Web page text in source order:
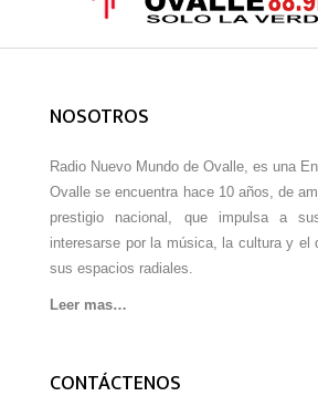
NOSOTROS
Radio Nuevo Mundo de Ovalle, es una
Ovalle se encuentra hace 10 años, de
prestigio nacional, que impulsa a
interesarse por la música, la cultura y el
sus espacios radiales.
Leer mas…
CONTÁCTENOS